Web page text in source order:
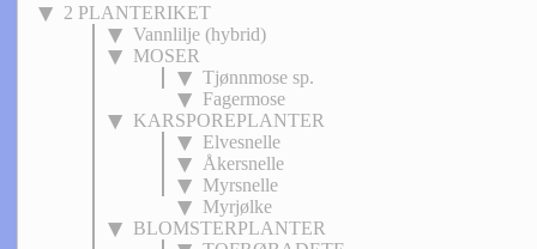
2 PLANTERIKET
Vannlilje (hybrid)
MOSER
Tjønnmose sp.
Fagermose
KARSPOREPLANTER
Elvesnelle
Åkersnelle
Myrsnelle
Myrjølke
BLOMSTERPLANTER